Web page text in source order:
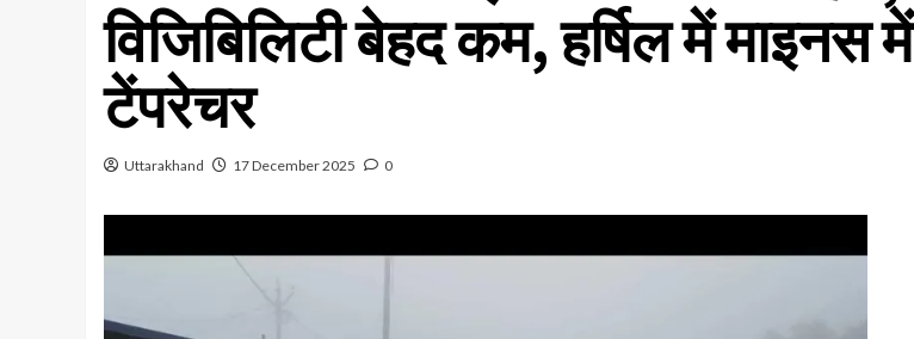
विजिबिलिटी बेहद कम, हर्षिल में माइनस में
टेंपरेचर
Uttarakhand 17 December 2025 0